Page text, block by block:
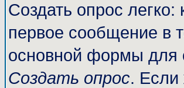
Создать опрос легко:
первое сообщение в
основной формы для
Создать опрос. Если